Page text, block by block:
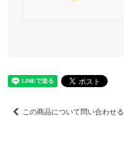
この商品について問い合わせる